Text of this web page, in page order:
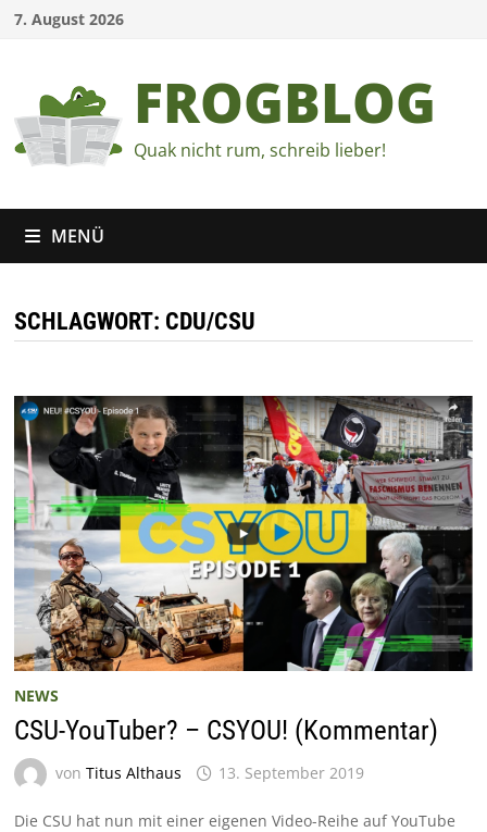
Zum7. August 2026
FROGBLOG
Quak nicht rum, schreib lieber!
MENÜ
SCHLAGWORT: CDU/CSU
NEWS
CSU-YouTuber? – CSYOU! (Kommentar)
von Titus Althaus 13. September 2019
Die CSU hat nun mit einer eigenen Video-Reihe auf YouTube